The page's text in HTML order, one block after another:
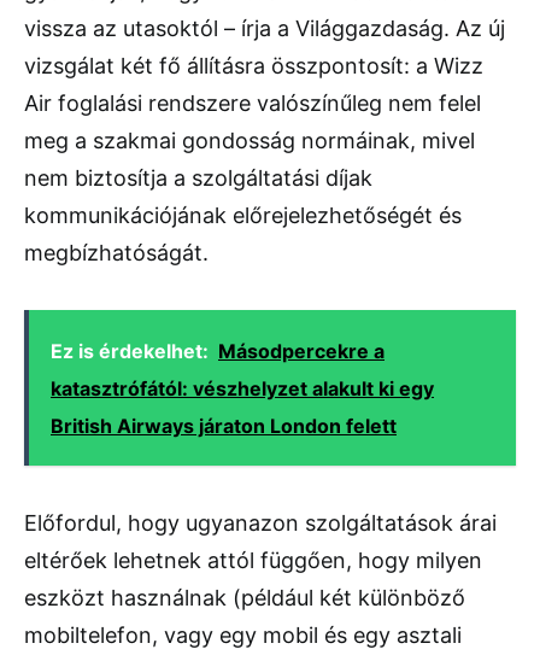
vissza az utasoktól – írja a Világgazdaság. Az új
vizsgálat két fő állításra összpontosít: a Wizz
Air foglalási rendszere valószínűleg nem felel
meg a szakmai gondosság normáinak, mivel
nem biztosítja a szolgáltatási díjak
kommunikációjának előrejelezhetőségét és
megbízhatóságát.
Ez is érdekelhet: Másodpercekre a
katasztrófától: vészhelyzet alakult ki egy
British Airways járaton London felett
Előfordul, hogy ugyanazon szolgáltatások árai
eltérőek lehetnek attól függően, hogy milyen
eszközt használnak (például két különböző
mobiltelefon, vagy egy mobil és egy asztali